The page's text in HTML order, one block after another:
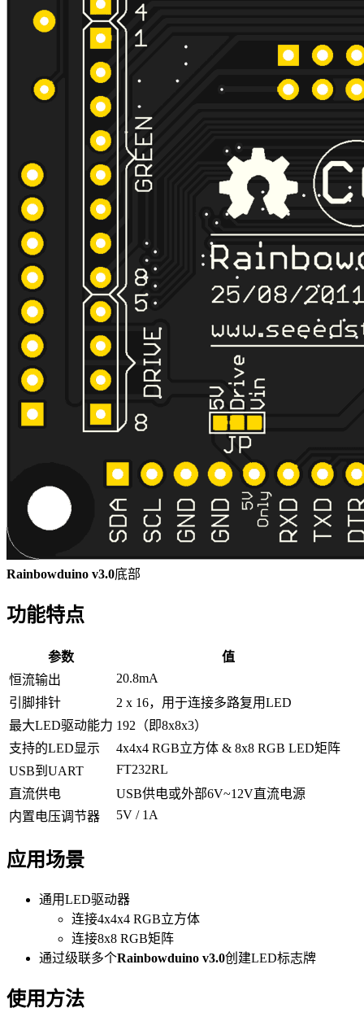
Rainbowduino v3.0底部
功能特点
参数
值
恒流输出
20.8mA
引脚排针
2 x 16，用于连接多路复用LED
最大LED驱动能力 192（即8x8x3）
支持的LED显示
4x4x4 RGB立方体 & 8x8 RGB LED矩阵
USB到UART
FT232RL
直流供电
USB供电或外部6V~12V直流电源
内置电压调节器
5V / 1A
应用场景
通用LED驱动器
连接4x4x4 RGB立方体
连接8x8 RGB矩阵
通过级联多个Rainbowduino v3.0创建LED标志牌
使用方法